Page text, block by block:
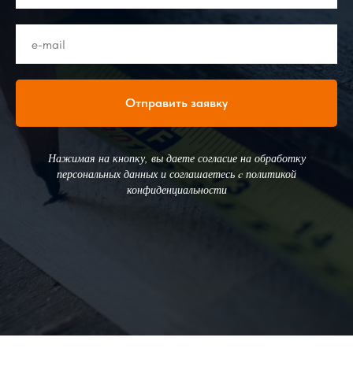
Отправить заявку
Нажимая на кнопку, вы даете согласие на обработку
персональных данных и соглашаетесь c политикой
конфиденциальности